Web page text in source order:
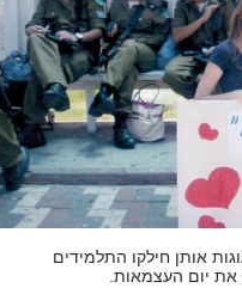
אותן חילקו התלמידים
יום העצמאות.